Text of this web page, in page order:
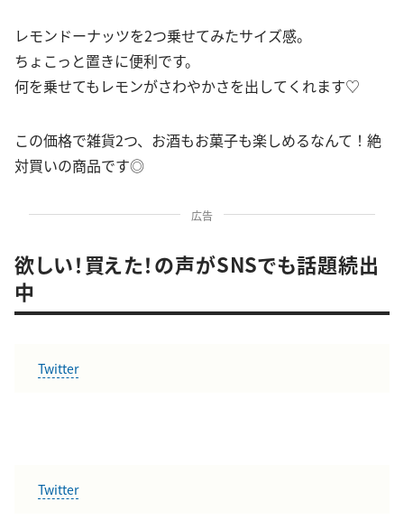
レモンドーナッツを2つ乗せてみたサイズ感。
ちょこっと置きに便利です。
何を乗せてもレモンがさわやかさを出してくれます♡
この価格で雑貨2つ、お酒もお菓子も楽しめるなんて！絶
対買いの商品です◎
広告
欲しい！買えた！の声がSNSでも話題続出
中
Twitter
Twitter